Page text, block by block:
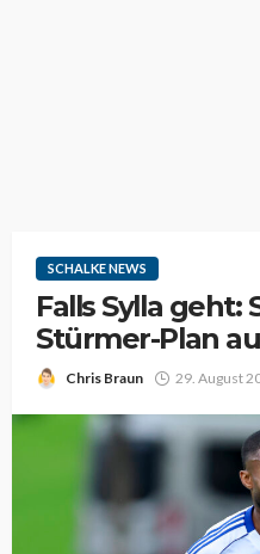
SCHALKE NEWS
Falls Sylla geht:
Stürmer-Plan
Chris Braun 29. August